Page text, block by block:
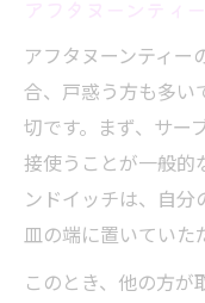
アフタヌーンティー
合、戸惑う方も多い
切です。まず、サー
接使うことが一般的
ンドイッチは、自分
皿の端に置いていた
このとき、他の方